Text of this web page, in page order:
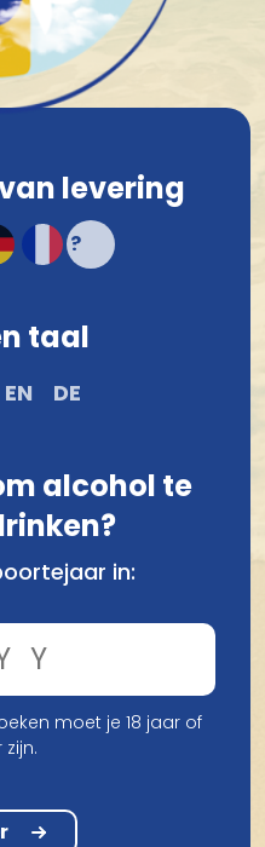
verzonden!*
samengestelde blend
Het resultaat is een
levering
taal
EN DE
alcohol te
in:
moet je 18 jaar of